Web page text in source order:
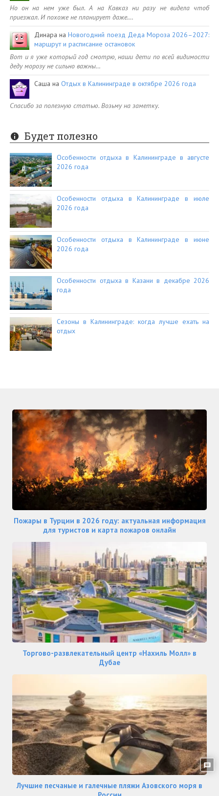
Но он на нем уже был. А на Кавказ ни разу не видела чтоб
приезжал. И похоже не планирует даже.…
Динара наНовогодний поезд Деда Мороза 2026–2027:
маршрут и расписание остановок
Вот и я уже который год смотрю, наши дети по всей видимости
деду морозу не сильно важны…
Саша на Отдых в Калининграде в октябре 2026 года
Спасибо за полезную статью. Возьму на заметку.
Будет полезно
Особенности отдыха в Калининграде в августе
2026 года
Особенности отдыха в Калининграде в июле
2026 года
Особенности отдыха в Калининграде в июне
2026 года
Особенности отдыха в Казани в декабре 2026
года
Сезоны в Калининграде: когда лучше ехать на
отдых
Пожары в Турции в 2026 году: актуальная информация
для туристов и карта пожаров онлайн
Торгово-развлекательный центр «Нахиль Молл» в
Дубае
Лучшие песчаные и галечные пляжи Азовского моря в